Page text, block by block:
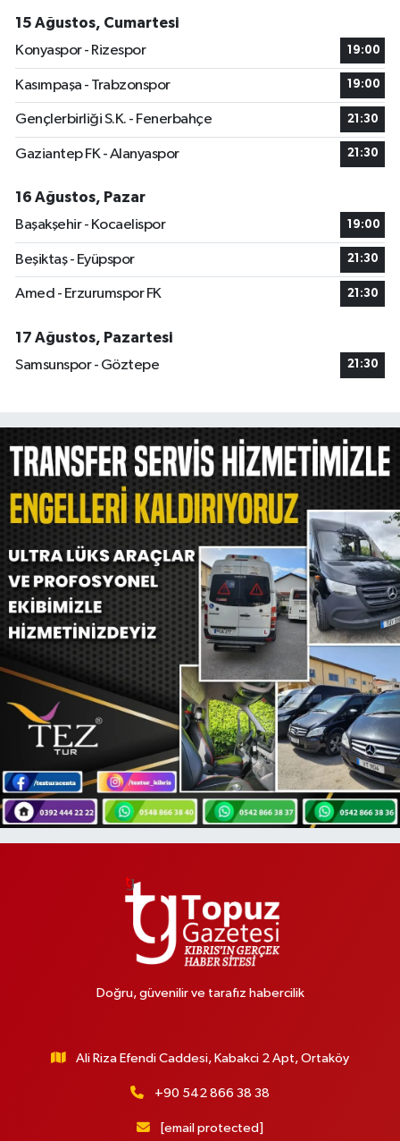
15 Ağustos, Cumartesi
Konyaspor - Rizespor
19:00
Kasımpaşa - Trabzonspor 19:00
Gençlerbirliği S.K. - Fenerbahçe 21:30
Gaziantep FK - Alanyaspor 21:30
16 Ağustos, Pazar
Başakşehir - Kocaelispor
19:00
Beşiktaş - Eyüpspor 21:30
Amed - Erzurumspor FK 21:30
17 Ağustos, Pazartesi
Samsunspor - Göztepe
21:30
Doğru, güvenilir ve tarafız habercilik
Ali Riza Efendi Caddesi, Kabakci 2 Apt, Ortaköy
+90 542 866 38 38
[email protected]